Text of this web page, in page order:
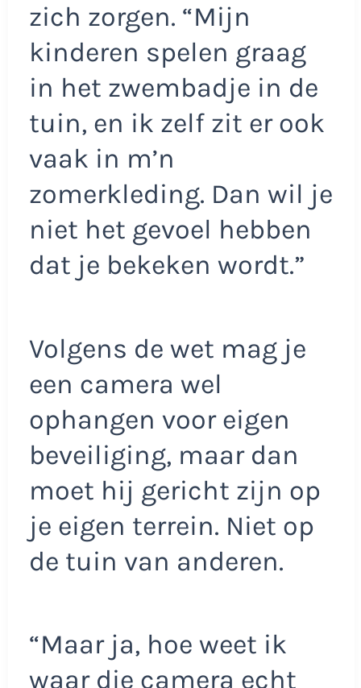
zich zorgen. “Mijn
kinderen spelen graag
in het zwembadje in de
tuin, en ik zelf zit er ook
vaak in m’n
zomerkleding. Dan wil je
niet het gevoel hebben
dat je bekeken wordt.”
Volgens de wet mag je
een camera wel
ophangen voor eigen
beveiliging, maar dan
moet hij gericht zijn op
je eigen terrein. Niet op
de tuin van anderen.
“Maar ja, hoe weet ik
waar die camera echt